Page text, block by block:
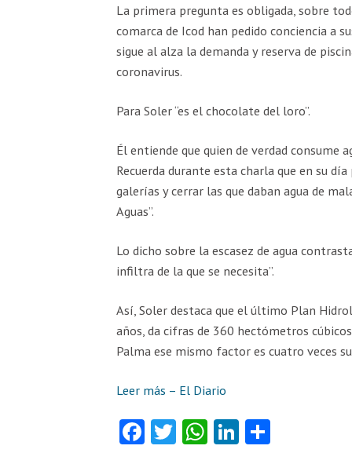
La primera pregunta es obligada, sobre
comarca de Icod han pedido conciencia a
sigue al alza la demanda y reserva de
coronavirus.
Para Soler “es el chocolate del loro”.
Él entiende que quien de verdad consume
Recuerda durante esta charla que en su
galerías y cerrar las que daban agua de
Aguas”.
Lo dicho sobre la escasez de agua
infiltra de la que se necesita”.
Así, Soler destaca que el último Plan
años, da cifras de 360 hectómetros
Palma ese mismo factor es cuatro veces
Leer más – El Diario
Fa T W Li